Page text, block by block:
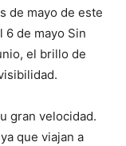
de mayo de este
6 de mayo Sin
el brillo de
gran velocidad.
que viajan a